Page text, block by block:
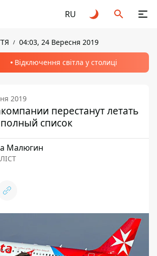
RU
04:03, 24 Вересня 2019
Відключення світла у столиці
2019
перестанут летать
список
Малюгин